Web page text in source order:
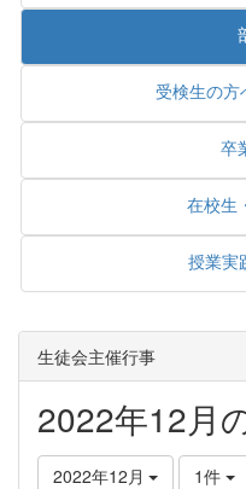
受検生の方
卒
在校生
授業実
生徒会主催行事
2022年12月
2022年12月 1件